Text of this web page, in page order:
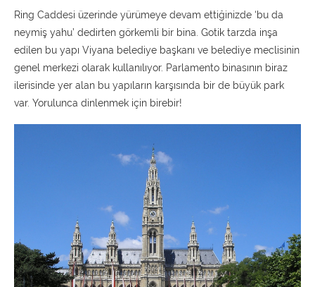
Ring Caddesi üzerinde yürümeye devam ettiğinizde ‘bu da
neymiş yahu’ dedirten görkemli bir bina. Gotik tarzda inşa
edilen bu yapı Viyana belediye başkanı ve belediye meclisinin
genel merkezi olarak kullanılıyor. Parlamento binasının biraz
ilerisinde yer alan bu yapıların karşısında bir de büyük park
var. Yorulunca dinlenmek için birebir!